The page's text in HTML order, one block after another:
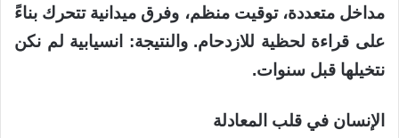
مداخل متعددة، توقيت منظم، وفرق ميدانية تتحرك بناءً
على قراءة لحظية للازدحام. والنتيجة: انسيابية لم نكن
نتخيلها قبل سنوات.
الإنسان في قلب المعادلة